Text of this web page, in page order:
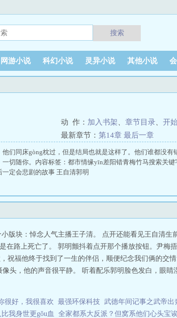
搜索
网游小说 科幻小说 灵异小说 其他小说
动 作： 加入书架 章节目录
开
最新章节： 第14章 最后一章
们同床gòng枕过，但是结局也就是这样了。他们谁都没有
一切随你。内容标签：都市情缘yīn差阳错青梅竹马搜索关
定会悲剧的故事 王自清郭明
版块：悼念人气主播王子清。 点开还能看见王自清生
在路上死亡了。 郭明颤抖着点开那个播放按钮。尹梅
祝福他终于找到了一生的伴侣，顺便纪念我们俩的交
头，他的声音很平静。 听着配乐郭明脸色发白，眼
很好，我很喜欢 最强环保科技 武德年间记事之武帝出
我身世更gǒu血 全家都系大反派？但窝系他们心头宝